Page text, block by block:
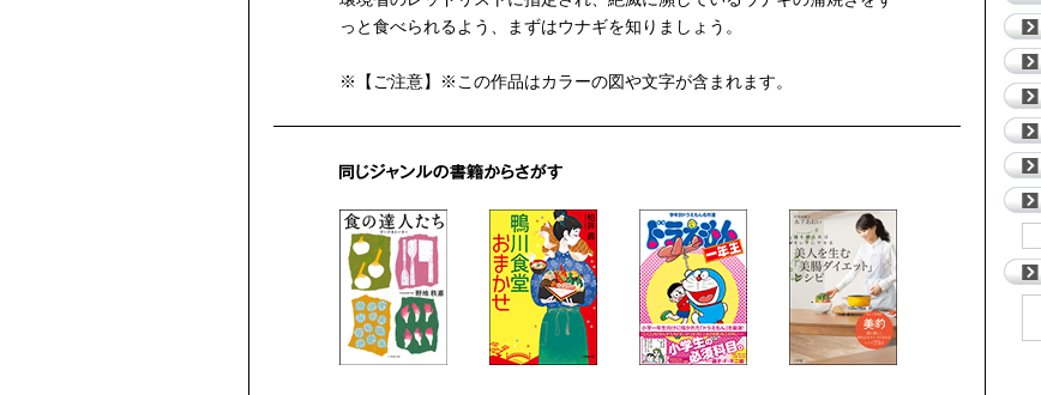
っと食べられるよう、まずはウナギを知りましょう。
※【ご注意】※この作品はカラーの図や文字が含まれます。